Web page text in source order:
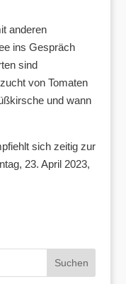
anderen
ins Gespräch
sind
von Tomaten
und wann
sich zeitig zur
23. April 2023,